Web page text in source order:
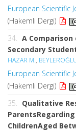
European Scientific
(Hakemli Dergi)
34.
A
Secondary
HAZAR M.,
European Scientific
(Hakemli Dergi)
35.
Qualitative
ChildrenAged